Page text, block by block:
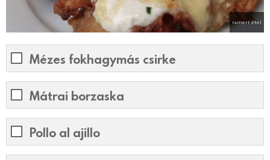
Ismert étel
Mézes fokhagymás csirke
Mátrai borzaska
Pollo al ajillo